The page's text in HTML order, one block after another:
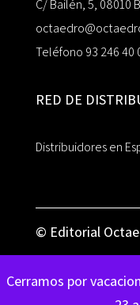
Cerramos por
C/ Bailén, 5, 08010
Teléfono 93 246 40
RED DE
Distribuidores en
© Editorial